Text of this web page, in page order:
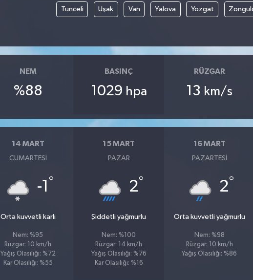
Tunceli Uşak Van Yalova Yozgat
NEM
%88
BASINÇ
1029 hpa
RÜZGAR
13 km/s
14 MART
CUMARTESI
-1 °
Orta kuvvetli karlı
Nem: %95
Rüzgar: 10 km/h
Yağış Olasılığı: %72
Kar Olasılığı: %55
15 MART
PAZAR
2°
Şiddetli yağmurlu
Nem: %100
Rüzgar: 14 km/h
Yağış Olasılığı: %76
Kar Olasılığı: %16
16 MART
PAZARTESI
2°
Orta kuvvetli yağmurlu
Nem: %98
Rüzgar: 10 km/h
Yağış Olasılığı: %86